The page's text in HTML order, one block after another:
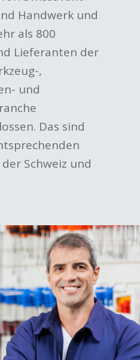
Handwerk und
als 800
Lieferanten der
,
und
Das sind
Schweiz und